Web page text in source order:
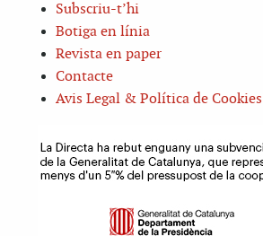
Subscriu-t’hi
Botiga en línia
Revista en paper
Contacte
Avis Legal & Política de Cookies